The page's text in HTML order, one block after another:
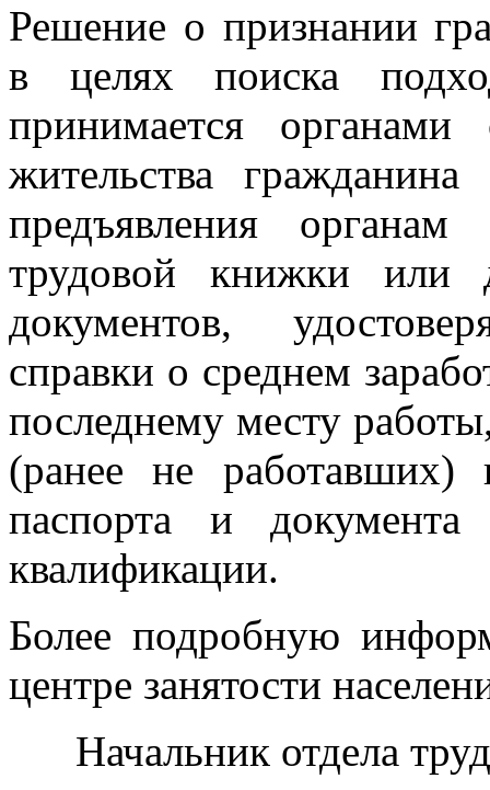
Решение о признании
в целях поиска
принимается
жительства
предъявления
трудовой книжки или
документов,
справки о среднем
последнему месту
(ранее не
паспорта и
квалификации.
Более подробную
центре занятости
Начальник отдела